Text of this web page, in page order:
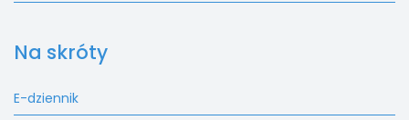
Na skróty
E-dziennik